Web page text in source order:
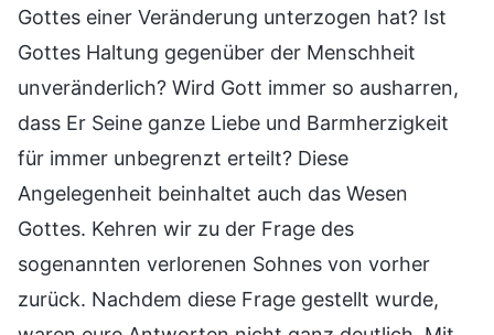
Gottes einer Veränderung unterzogen hat? Ist
Gottes Haltung gegenüber der Menschheit
unveränderlich? Wird Gott immer so ausharren,
dass Er Seine ganze Liebe und Barmherzigkeit
für immer unbegrenzt erteilt? Diese
Angelegenheit beinhaltet auch das Wesen
Gottes. Kehren wir zu der Frage des
sogenannten verlorenen Sohnes von vorher
zurück. Nachdem diese Frage gestellt wurde,